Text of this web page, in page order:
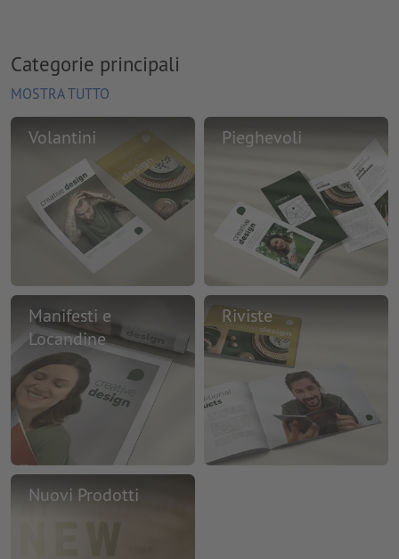
Categorie principali
MOSTRA TUTTO
Volantini Pieghevoli
Manifesti e
Locandine
Riviste
Nuovi Prodotti